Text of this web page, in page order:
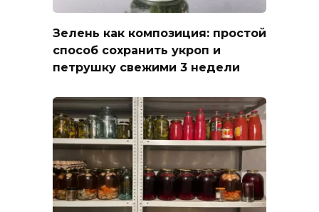
Зелень как композиция: простой
способ сохранить укроп и
петрушку свежими 3 недели